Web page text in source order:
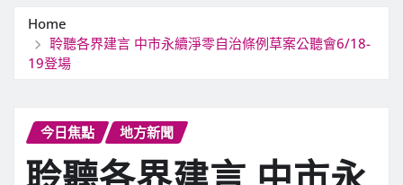
Home
聆聽各界建言 中市永續淨零自治條例草案公聽會6/18-
19登場
今日焦點 地方新聞